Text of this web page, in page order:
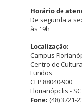
Horário de
De segunda a
às 19h
Localização:
Campus
Centro de
Fundos
CEP 88040-900
Florianópolis -
Fone: (48) 3721-